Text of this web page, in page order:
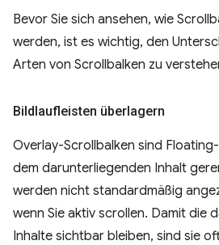
Bevor Sie sich ansehen, wie
werden, ist es wichtig, den
Arten von Scrollbalken zu
Bildlaufleisten überlagern
Overlay-Scrollbalken sind
dem darunterliegenden Inhalt
werden nicht standardmäßig
wenn Sie aktiv scrollen. Damit die
Inhalte sichtbar bleiben, sind sie